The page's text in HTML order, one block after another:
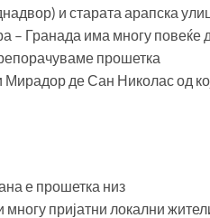
и старата арапска
– Гранада има многу повеќе
прошетка
Мирадор де Сан Николас од
е прошетка низ
пријатни локални